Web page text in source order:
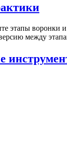
этапы воронки
между